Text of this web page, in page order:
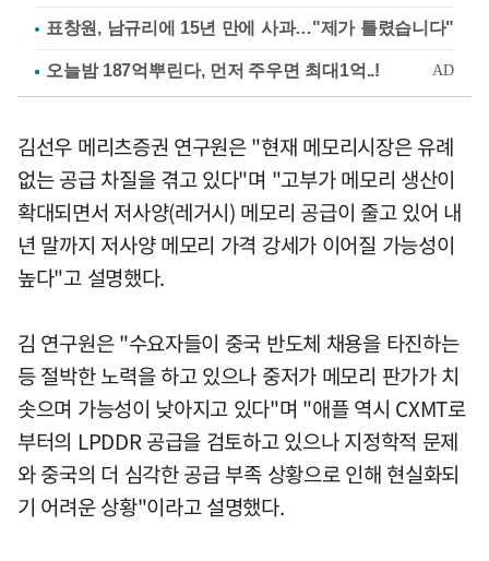
표창원, 남규리에 15년 만에 사과…"제가 틀렸습니다"
김선우 메리츠증권 연구원은 "현재 메모리시장은 유례
없는 공급 차질을 겪고 있다"며 "고부가 메모리 생산이
확대되면서 저사양(레거시) 메모리 공급이 줄고 있어 내
년 말까지 저사양 메모리 가격 강세가 이어질 가능성이
높다"고 설명했다.
김 연구원은 "수요자들이 중국 반도체 채용을 타진하는
등 절박한 노력을 하고 있으나 중저가 메모리 판가가 치
솟으며 가능성이 낮아지고 있다"며 "애플 역시 CXMT로
부터의 LPDDR 공급을 검토하고 있으나 지정학적 문제
와 중국의 더 심각한 공급 부족 상황으로 인해 현실화되
기 어려운 상황"이라고 설명했다.